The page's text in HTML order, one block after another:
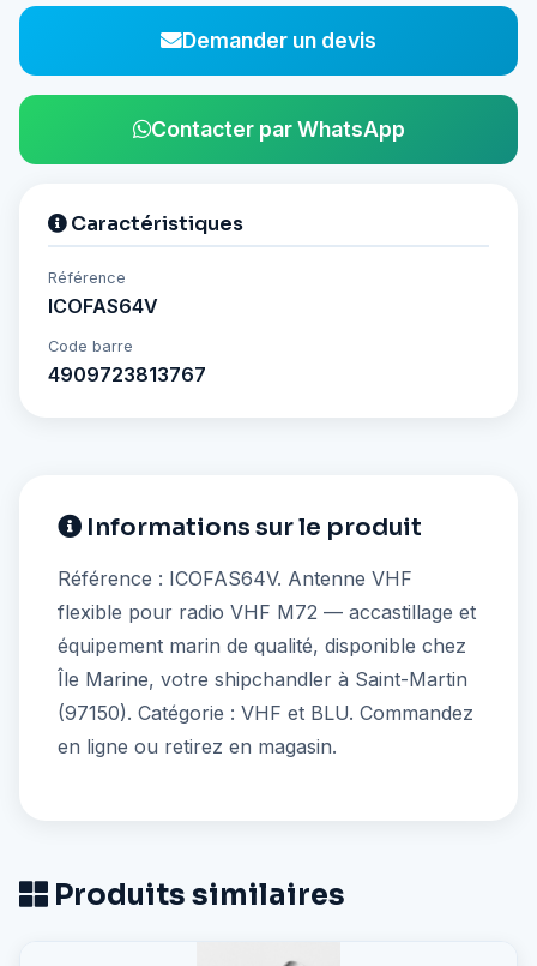
Demander un devis
Contacter par WhatsApp
Caractéristiques
Référence
ICOFAS64V
Code barre
4909723813767
Informations sur le produit
Référence : ICOFAS64V. Antenne VHF
flexible pour radio VHF M72 — accastillage et
équipement marin de qualité, disponible chez
Île Marine, votre shipchandler à Saint-Martin
(97150). Catégorie : VHF et BLU. Commandez
en ligne ou retirez en magasin.
Produits similaires